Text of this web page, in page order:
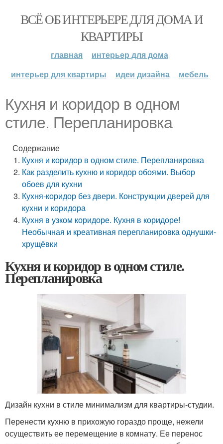
ВСЁ ОБ ИНТЕРЬЕРЕ ДЛЯ ДОМА И
КВАРТИРЫ
главная
интерьер для дома
интерьер для квартиры
идеи дизайна мебель
Кухня и коридор в одном
стиле. Перепланировка
Содержание
Кухня и коридор в одном стиле. Перепланировка
Как разделить кухню и коридор обоями. Выбор
обоев для кухни
Кухня-коридор без двери. Конструкции дверей для
кухни и коридора
Кухня в узком коридоре. Кухня в коридоре!
Необычная и креативная перепланировка однушки-
хрущёвки
Кухня и коридор в одном стиле.
Перепланировка
Дизайн кухни в стиле минимализм для квартиры-студии.
Перенести кухню в прихожую гораздо проще, нежели
осуществить ее перемещение в комнату. Ее перенос